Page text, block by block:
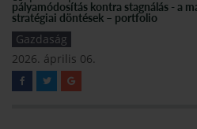
pályamódosítás kontra stagnálás - a
stratégiai döntések – portfolio
Gazdaság
2026. április 06.